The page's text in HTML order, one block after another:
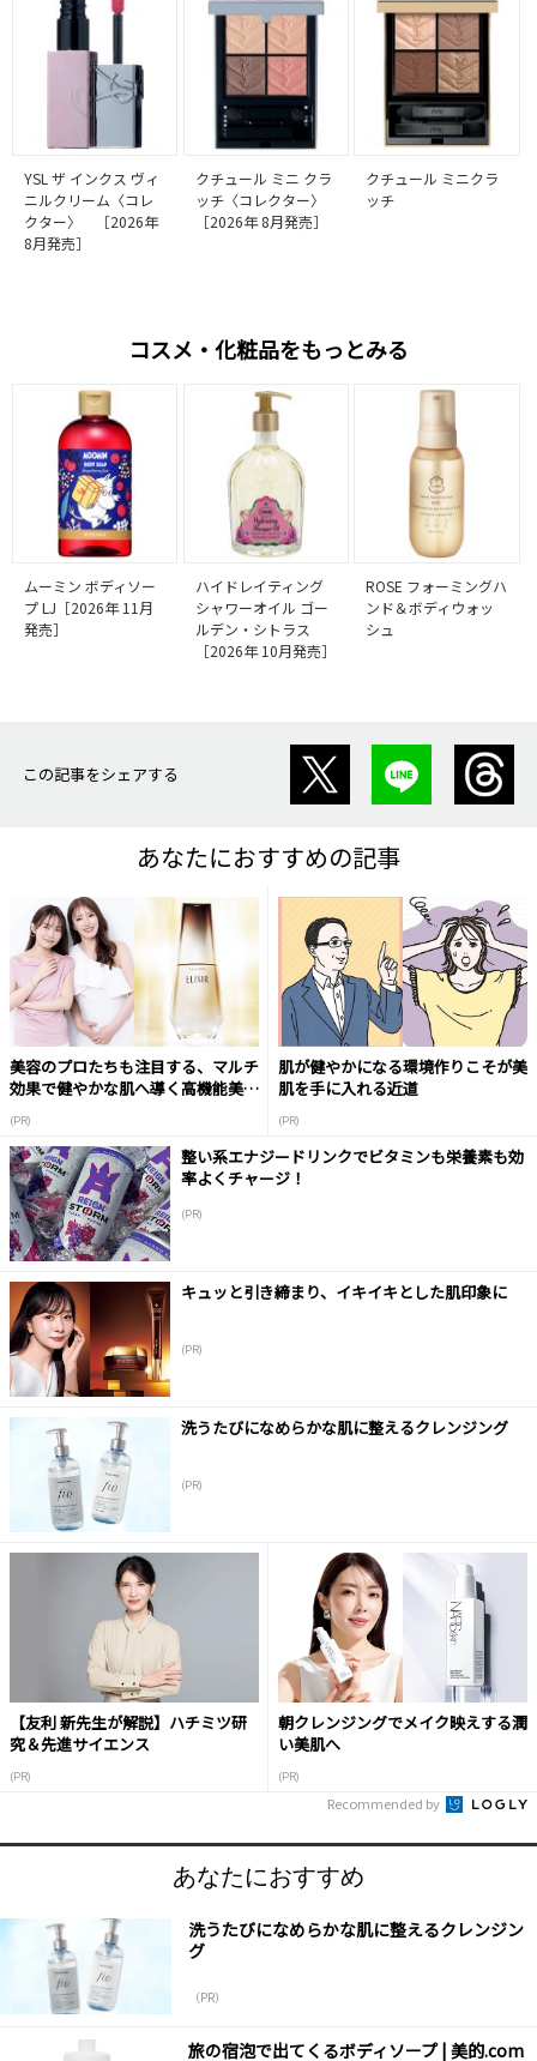
YSL ザ インクス ヴィ
ニルクリーム〈コレ
クター〉 ［2026年
8月発売］
クチュール ミニ クラ
ッチ〈コレクター〉
［2026年 8月発売］
クチュール ミニクラ
ッチ
コスメ・化粧品をもっとみる
ムーミン ボディソー
プ LJ［2026年 11月
発売］
ハイドレイティング
シャワーオイル ゴー
ルデン・シトラス
［2026年 10月発売］
ROSE フォーミングハ
ンド＆ボディウォッ
シュ
この記事をシェアする
あなたにおすすめの記事
美容のプロたちも注目する、マルチ
効果で健やかな肌へ導く高機能美容
(PR)
肌が健やかになる環境作りこそが美
肌を手に入れる近道
(PR)
整い系エナジードリンクでビタミンも栄養素も効
率よくチャージ！
(PR)
キュッと引き締まり、イキイキとした肌印象に
(PR)
洗うたびになめらかな肌に整えるクレンジング
(PR)
【友利 新先生が解説】ハチミツ研
究＆先進サイエンス
(PR)
朝クレンジングでメイク映えする潤
い美肌へ
(PR)
Recommended by
あなたにおすすめ
洗うたびになめらかな肌に整えるクレンジン
グ
（PR）
旅の宿泡で出てくるボディソープ | 美的.com